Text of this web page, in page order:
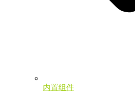
内置组件